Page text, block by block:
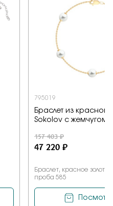
795019
Браслет из красного
Sokolov с жемчугом
157 403 ₽
47 220 ₽
Браслет, красное золото,
проба 585